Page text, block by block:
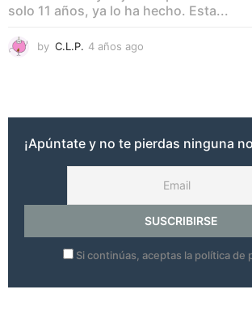
solo 11 años, ya lo ha hecho. Esta...
by C.L.P. 4 años ago
g
¡Apúntate y no te pierdas ninguna
Si continúas, aceptas la política de